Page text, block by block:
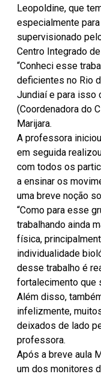
Leopoldine, que
especialmente
supervisionado
Centro Integrado
“Conheci esse
deficientes no Rio
Jundiaí e para isso
(Coordenadora do
Marijara.
A professora
em seguida
com todos os
a ensinar os
uma breve noção
“Como para esse
trabalhando ainda
física,
individualidade
desse trabalho é
fortalecimento que
Além disso,
infelizmente,
deixados de lado
professora.
Após a breve aula
um dos monitores